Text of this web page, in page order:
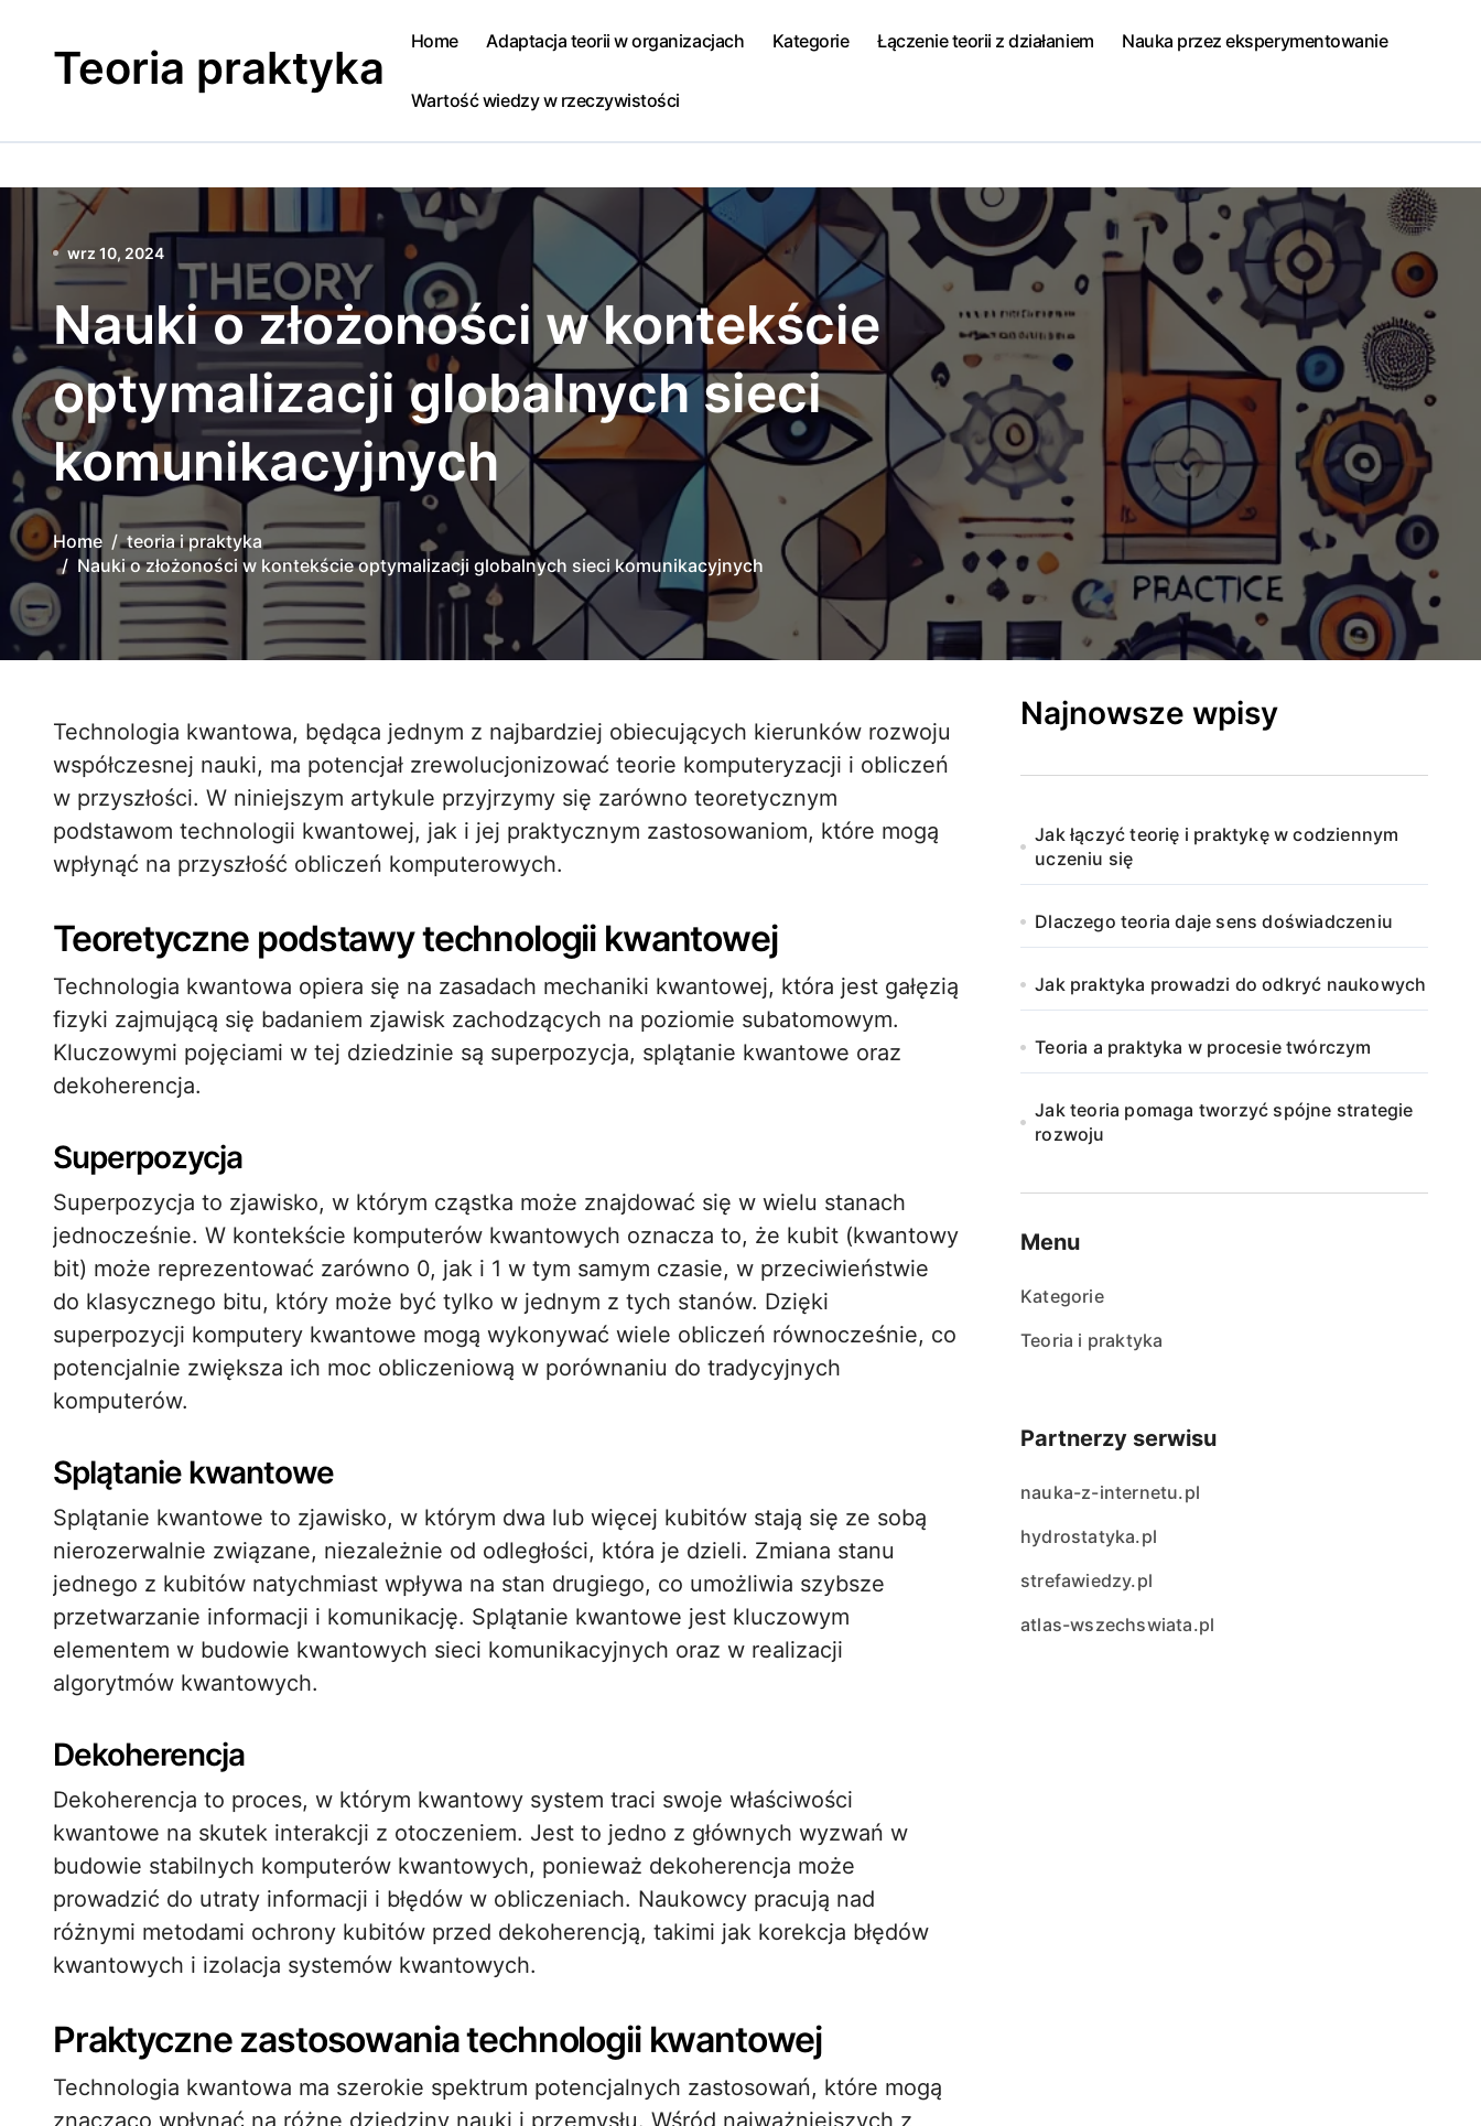
contentTeoria praktyka Home Adaptacja teorii w organizacjach Kategorie Łączenie teorii z działaniem Nauka przez eksperymentowanie
Wartość wiedzy w rzeczywistości
wrz 10, 2024
Nauki o złożoności w kontekście
optymalizacji globalnych sieci
komunikacyjnych
Home
teoria i praktyka
Nauki o złożoności w kontekście optymalizacji globalnych sieci komunikacyjnych
Technologia kwantowa, będąca jednym z najbardziej obiecujących kierunków rozwoju
współczesnej nauki, ma potencjał zrewolucjonizować teorie komputeryzacji i obliczeń
w przyszłości. W niniejszym artykule przyjrzymy się zarówno teoretycznym
podstawom technologii kwantowej, jak i jej praktycznym zastosowaniom, które mogą
wpłynąć na przyszłość obliczeń komputerowych.
Teoretyczne podstawy technologii kwantowej
Technologia kwantowa opiera się na zasadach mechaniki kwantowej, która jest gałęzią
fizyki zajmującą się badaniem zjawisk zachodzących na poziomie subatomowym.
Kluczowymi pojęciami w tej dziedzinie są superpozycja, splątanie kwantowe oraz
dekoherencja.
Superpozycja
Superpozycja to zjawisko, w którym cząstka może znajdować się w wielu stanach
jednocześnie. W kontekście komputerów kwantowych oznacza to, że kubit (kwantowy
bit) może reprezentować zarówno 0, jak i 1 w tym samym czasie, w przeciwieństwie
do klasycznego bitu, który może być tylko w jednym z tych stanów. Dzięki
superpozycji komputery kwantowe mogą wykonywać wiele obliczeń równocześnie, co
potencjalnie zwiększa ich moc obliczeniową w porównaniu do tradycyjnych
komputerów.
Splątanie kwantowe
Splątanie kwantowe to zjawisko, w którym dwa lub więcej kubitów stają się ze sobą
nierozerwalnie związane, niezależnie od odległości, która je dzieli. Zmiana stanu
jednego z kubitów natychmiast wpływa na stan drugiego, co umożliwia szybsze
przetwarzanie informacji i komunikację. Splątanie kwantowe jest kluczowym
elementem w budowie kwantowych sieci komunikacyjnych oraz w realizacji
algorytmów kwantowych.
Dekoherencja
Dekoherencja to proces, w którym kwantowy system traci swoje właściwości
kwantowe na skutek interakcji z otoczeniem. Jest to jedno z głównych wyzwań w
budowie stabilnych komputerów kwantowych, ponieważ dekoherencja może
prowadzić do utraty informacji i błędów w obliczeniach. Naukowcy pracują nad
różnymi metodami ochrony kubitów przed dekoherencją, takimi jak korekcja błędów
kwantowych i izolacja systemów kwantowych.
Praktyczne zastosowania technologii kwantowej
Technologia kwantowa ma szerokie spektrum potencjalnych zastosowań, które mogą
znacząco wpłynąć na różne dziedziny nauki i przemysłu. Wśród najważniejszych z
Najnowsze wpisy
Jak łączyć teorię i praktykę w codziennym
uczeniu się
Dlaczego teoria daje sens doświadczeniu
Jak praktyka prowadzi do odkryć naukowych
Teoria a praktyka w procesie twórczym
Jak teoria pomaga tworzyć spójne strategie
rozwoju
Menu
Kategorie
Teoria i praktyka
Partnerzy serwisu
nauka-z-internetu.pl
hydrostatyka.pl
strefawiedzy.pl
atlas-wszechswiata.pl